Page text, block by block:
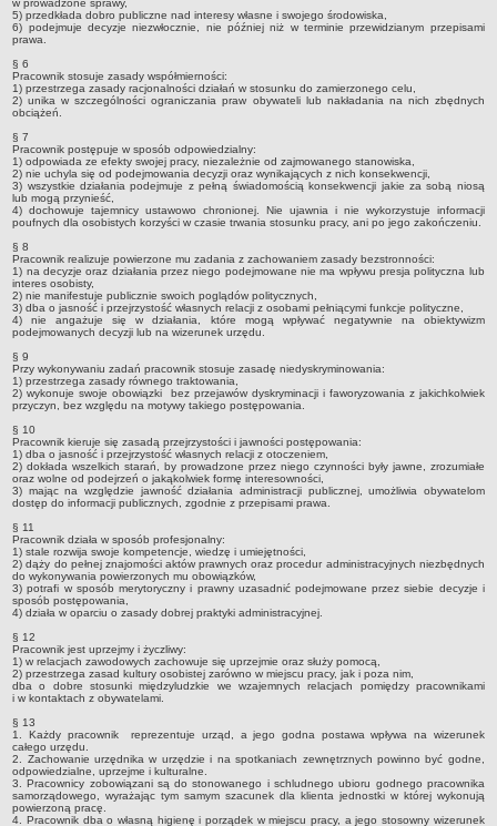
Apele
Biblioteka - Centrum Kultury
Zespół Szkolno-Przedszkolny
Zakład Gospodarki Komunalnej
Środowiskowy Dom Samopomocy
MAJĄTEK I FINANSE
Majątek Gminy
Sprawozdania z wykonania budżetu - kwartalne
Sprawozdania z wykonania budżetu - półroczne, roczne
Fundacje i Stowarzyszenia dofinansowane z JST
Pomoc publiczna
Budżet obywatelski
Majątek jednostek podległych
Koszt wychowania przedszkolnego
PRZETARGI
Zamówienia publiczne
Sprzedaż mienia
Zapytania ofertowe
Plan zamówień publicznych
PRAWO LOKALNE
Statut
Uchwały Rady Miejskiej
Zarządzenia Burmistrza
w prowadzone sprawy,
5) przedkłada dobro publiczne nad interesy własne i swojego środowiska,
6) podejmuje decyzje niezwłocznie, nie później niż w terminie przewidzianym przepisami
prawa.
§ 6
Pracownik stosuje zasady współmierności:
1) przestrzega zasady racjonalności działań w stosunku do zamierzonego celu,
2) unika w szczególności ograniczania praw obywateli lub nakładania na nich zbędnych
obciążeń.
§ 7
Pracownik postępuje w sposób odpowiedzialny:
1) odpowiada ze efekty swojej pracy, niezależnie od zajmowanego stanowiska,
2) nie uchyla się od podejmowania decyzji oraz wynikających z nich konsekwencji,
3) wszystkie działania podejmuje z pełną świadomością konsekwencji jakie za sobą niosą
lub mogą przynieść,
4) dochowuje tajemnicy ustawowo chronionej. Nie ujawnia i nie wykorzystuje informacji
poufnych dla osobistych korzyści w czasie trwania stosunku pracy, ani po jego zakończeniu.
§ 8
Pracownik realizuje powierzone mu zadania z zachowaniem zasady bezstronności:
1) na decyzje oraz działania przez niego podejmowane nie ma wpływu presja polityczna lub
interes osobisty,
2) nie manifestuje publicznie swoich poglądów politycznych,
3) dba o jasność i przejrzystość własnych relacji z osobami pełniącymi funkcje polityczne,
4) nie angażuje się w działania, które mogą wpływać negatywnie na obiektywizm
podejmowanych decyzji lub na wizerunek urzędu.
§ 9
Przy wykonywaniu zadań pracownik stosuje zasadę niedyskryminowania:
1) przestrzega zasady równego traktowania,
2) wykonuje swoje obowiązki bez przejawów dyskryminacji i faworyzowania z jakichkolwiek
przyczyn, bez względu na motywy takiego postępowania.
§ 10
Pracownik kieruje się zasadą przejrzystości i jawności postępowania:
1) dba o jasność i przejrzystość własnych relacji z otoczeniem,
2) dokłada wszelkich starań, by prowadzone przez niego czynności były jawne, zrozumiałe
oraz wolne od podejrzeń o jakąkolwiek formę interesowności,
3) mając na względzie jawność działania administracji publicznej, umożliwia obywatelom
dostęp do informacji publicznych, zgodnie z przepisami prawa.
§ 11
Pracownik działa w sposób profesjonalny:
1) stale rozwija swoje kompetencje, wiedzę i umiejętności,
2) dąży do pełnej znajomości aktów prawnych oraz procedur administracyjnych niezbędnych
do wykonywania powierzonych mu obowiązków,
3) potrafi w sposób merytoryczny i prawny uzasadnić podejmowane przez siebie decyzje i
sposób postępowania,
4) działa w oparciu o zasady dobrej praktyki administracyjnej.
§ 12
Pracownik jest uprzejmy i życzliwy:
1) w relacjach zawodowych zachowuje się uprzejmie oraz służy pomocą,
2) przestrzega zasad kultury osobistej zarówno w miejscu pracy, jak i poza nim,
dba o dobre stosunki międzyludzkie we wzajemnych relacjach pomiędzy pracownikami
i w kontaktach z obywatelami.
§ 13
1. Każdy pracownik reprezentuje urząd, a jego godna postawa wpływa na wizerunek
całego urzędu.
2. Zachowanie urzędnika w urzędzie i na spotkaniach zewnętrznych powinno być godne,
odpowiedzialne, uprzejme i kulturalne.
3. Pracownicy zobowiązani są do stonowanego i schludnego ubioru godnego pracownika
samorządowego, wyrażając tym samym szacunek dla klienta jednostki w której wykonują
powierzoną pracę.
4. Pracownik dba o własną higienę i porządek w miejscu pracy, a jego stosowny wizerunek